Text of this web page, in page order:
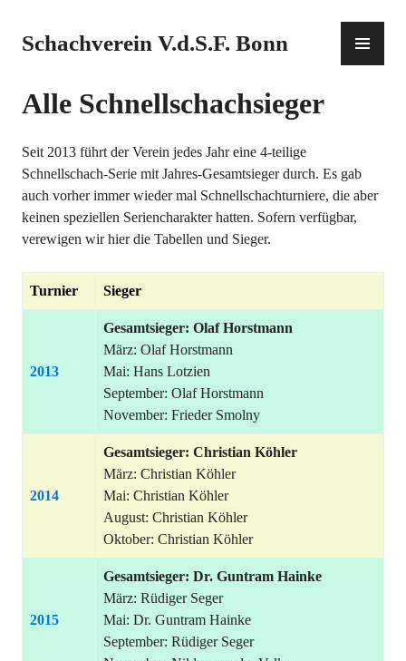
springen
Schachverein V.d.S.F. Bonn
Alle Schnellschachsieger
Seit 2013 führt der Verein jedes Jahr eine 4-teilige
Schnellschach-Serie mit Jahres-Gesamtsieger durch. Es gab
auch vorher immer wieder mal Schnellschachturniere, die aber
keinen speziellen Seriencharakter hatten. Sofern verfügbar,
verewigen wir hier die Tabellen und Sieger.
Turnier Sieger
2013
Gesamtsieger: Olaf Horstmann
März: Olaf Horstmann
Mai: Hans Lotzien
September: Olaf Horstmann
November: Frieder Smolny
2014
Gesamtsieger: Christian Köhler
März: Christian Köhler
Mai: Christian Köhler
August: Christian Köhler
Oktober: Christian Köhler
2015
Gesamtsieger: Dr. Guntram Hainke
März: Rüdiger Seger
Mai: Dr. Guntram Hainke
September: Rüdiger Seger